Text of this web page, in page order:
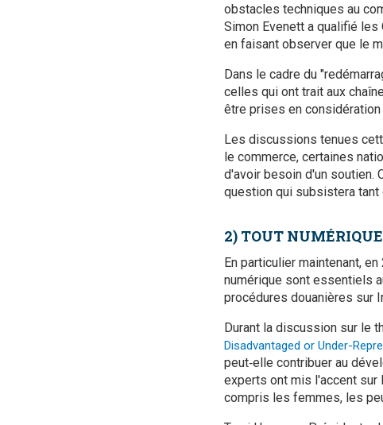
obstacles techniques au
Simon Evenett a qualifié
en faisant observer que le
Dans le cadre du
celles qui ont trait aux
être prises en
Les discussions tenues
le commerce, certaines
d'avoir besoin d'un soutien.
question qui subsistera tant
2) TOUT NUMÉRIQUE
En particulier maintenant,
numérique sont essentiels
procédures douanières sur
Durant la discussion sur le
Disadvantaged or Under-
peut‑elle contribuer au
experts ont mis l'accent
compris les femmes, les